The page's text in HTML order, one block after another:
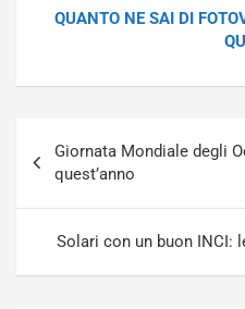
QUANTO NE SAI DI
articoli
Giornata Mondiale degli
quest’anno
Solari con un buon INCI: